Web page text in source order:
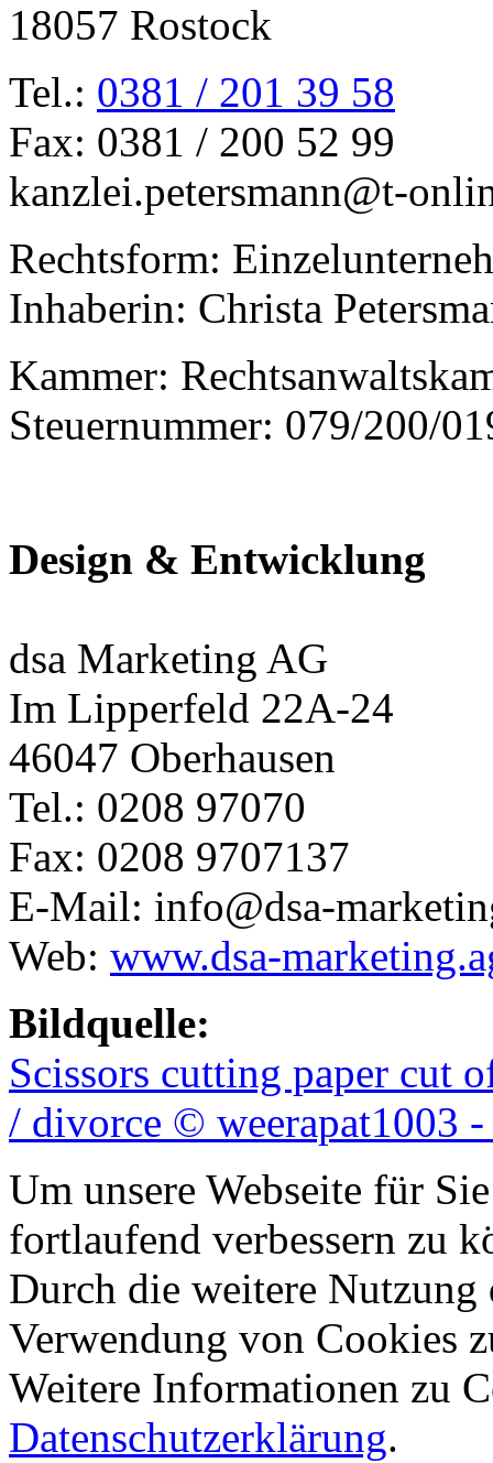
18057 Rostock
Tel.: 0381 / 201 39 58
Fax: 0381 / 200 52 99
kanzlei.petersmann@t-
Rechtsform:
Inhaberin: Christa
Kammer:
Steuernummer: 079/200/
Design & Entwicklung
dsa Marketing AG
Im Lipperfeld 22A-24
46047 Oberhausen
Tel.: 0208 97070
Fax: 0208 9707137
E-Mail: info@dsa-
Web: www.dsa-
Bildquelle:
Scissors cutting paper cut
/ divorce © weerapat1003
Um unsere Webseite für
fortlaufend verbessern zu
Durch die weitere Nutzung
Verwendung von Cookies
Weitere Informationen zu
Datenschutzerklärung.